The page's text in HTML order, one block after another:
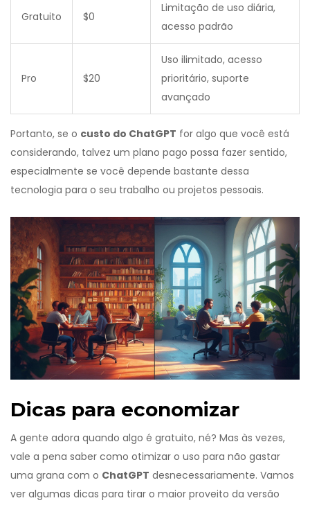
Gratuito $0
Limitação de uso diária,
acesso padrão
Pro $20
Uso ilimitado, acesso
prioritário, suporte
avançado
Portanto, se o custo do ChatGPT for algo que você está
considerando, talvez um plano pago possa fazer sentido,
especialmente se você depende bastante dessa
tecnologia para o seu trabalho ou projetos pessoais.
Dicas para economizar
A gente adora quando algo é gratuito, né? Mas às vezes,
vale a pena saber como otimizar o uso para não gastar
uma grana com o ChatGPT desnecessariamente. Vamos
ver algumas dicas para tirar o maior proveito da versão